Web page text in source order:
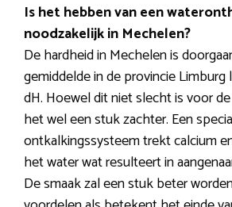
Is het hebben van een
noodzakelijk in Mechelen?
De hardheid in Mechelen is
gemiddelde in de provincie Limburg
dH. Hoewel dit niet slecht is voor
het wel een stuk zachter. Een
ontkalkingssysteem trekt calcium
het water wat resulteert in
De smaak zal een stuk beter